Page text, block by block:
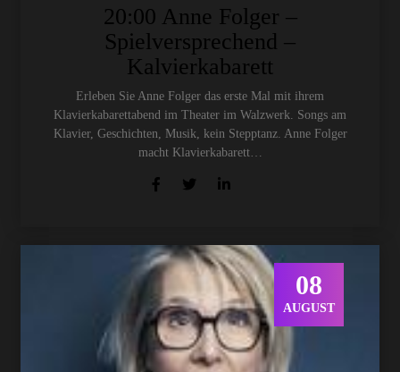
20:00 Anne Folger –
Spielversprechend –
Kalvierkabarett
Erleben Sie Anne Folger das erste Mal mit ihrem
Klavierkabarettabend im Theater im Walzwerk. Songs am
Klavier, Geschichten, Musik, kein Stepptanz. Anne Folger
macht Klavierkabarett…
08
AUGUST